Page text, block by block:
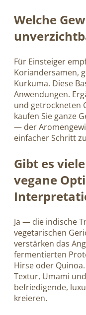
Welche
Für Einsteiger
Koriandersamen,
Kurkuma. Diese
Anwendungen.
und getrockneten
kaufen Sie ganze
— der
einfacher Schritt
Gibt es
vegane
Ja — die indische
vegetarischen
verstärken das
fermentierten
Hirse oder
Textur, Umami
befriedigende,
kreieren.